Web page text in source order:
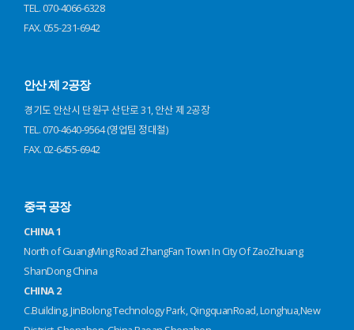
TEL. 070-4066-6328
FAX. 055-231-6942
안산 제 2공장
경기도 안산시 단원구 산단로 31, 안산 제 2공장
TEL. 070-4640-9564 (영업팀 정대철)
FAX. 02-6455-6942
중국 공장
CHINA 1
North of GuangMing Road ZhangFan Town In City Of ZaoZhuang
ShanDong China
CHINA 2
C.Building, JinBolong Technology Park, QingquanRoad, Longhua,New